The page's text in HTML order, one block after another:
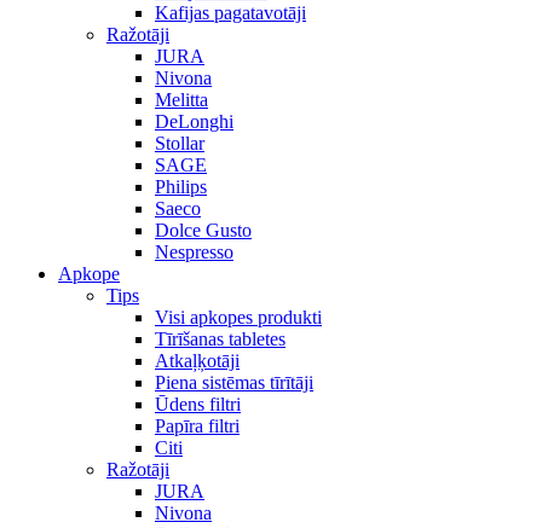
Kafijas pagatavotāji
Ražotāji
JURA
Nivona
Melitta
DeLonghi
Stollar
SAGE
Philips
Saeco
Dolce Gusto
Nespresso
Apkope
Tips
Visi apkopes produkti
Tīrīšanas tabletes
Atkaļķotāji
Piena sistēmas tīrītāji
Ūdens filtri
Papīra filtri
Citi
Ražotāji
JURA
Nivona